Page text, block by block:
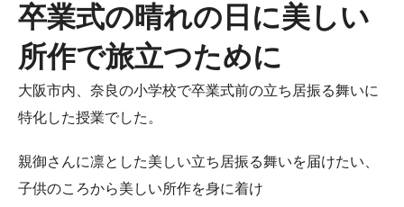
卒業式の晴れの日に美しい
所作で旅立つために
大阪市内、奈良の小学校で卒業式前の立ち居振る舞いに
特化した授業でした。
親御さんに凛とした美しい立ち居振る舞いを届けたい、
子供のころから美しい所作を身に着け